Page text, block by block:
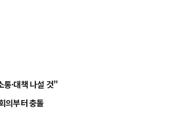
·대책 나설 것"
의부터 충돌